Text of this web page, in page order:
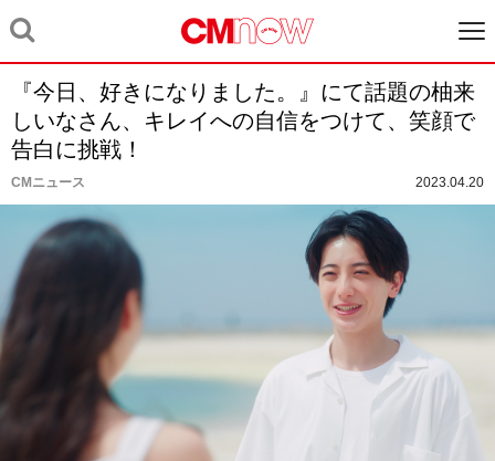
『今日、好きになりました。』にて話題の柚来
しいなさん、キレイへの自信をつけて、笑顔で
告白に挑戦！
CMニュース 2023.04.20